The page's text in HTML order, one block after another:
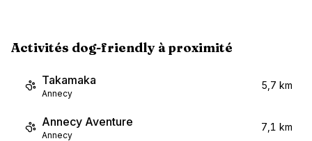
Activités dog-friendly à proximité
Takamaka
Annecy
5,7 km
Annecy Aventure
Annecy
7,1 km